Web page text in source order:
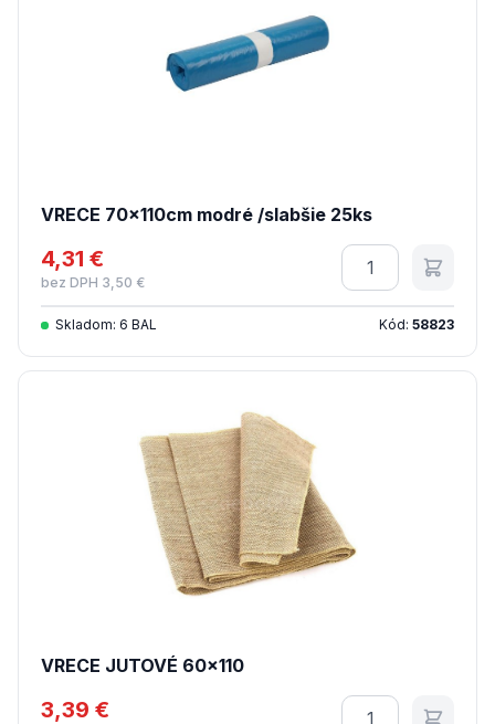
VRECE 70x110cm modré /slabšie 25ks
4,31 €
bez DPH 3,50 €
Množstvo
Skladom: 6 BAL Kód: 58823
VRECE JUTOVÉ 60x110
3,39 € Množstvo